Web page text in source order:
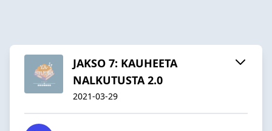
JAKSO 7: KAUHEETA
NALKUTUSTA 2.0
2021-03-29